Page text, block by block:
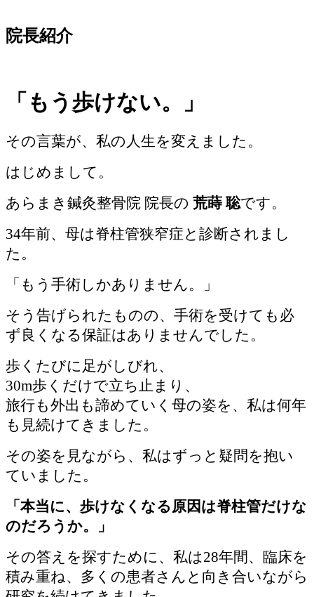
院長紹介
「もう歩けない。」
その言葉が、私の人生を変えました。
はじめまして。
あらまき鍼灸整骨院 院長の 荒蒔 聡です。
34年前、母は脊柱管狭窄症と診断されまし
た。
「もう手術しかありません。」
そう告げられたものの、手術を受けても必
ず良くなる保証はありませんでした。
歩くたびに足がしびれ、
30m歩くだけで立ち止まり、
旅行も外出も諦めていく母の姿を、私は何年
も見続けてきました。
その姿を見ながら、私はずっと疑問を抱い
ていました。
「本当に、歩けなくなる原因は脊柱管だけな
のだろうか。」
その答えを探すために、私は28年間、臨床を
積み重ね、多くの患者さんと向き合いながら